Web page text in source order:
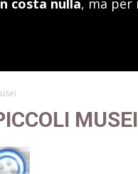
costa nulla, ma per
MUSEI